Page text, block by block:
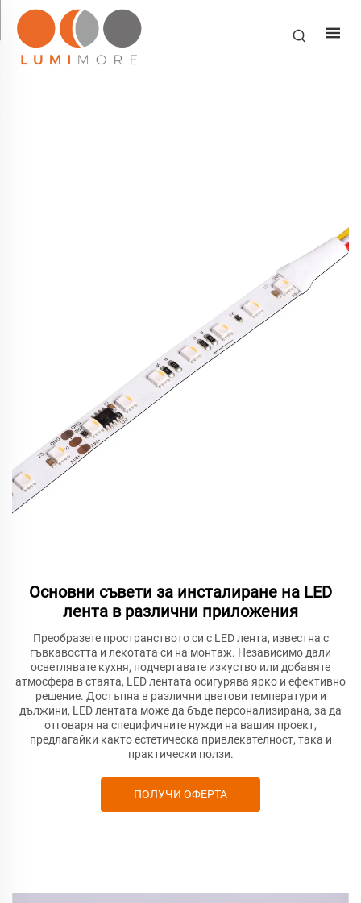
Основни съвети за инсталиране на LED
лента в различни приложения
Преобразете пространството си с LED лента, известна с
гъвкавостта и лекотата си на монтаж. Независимо дали
осветлявате кухня, подчертавате изкуство или добавяте
атмосфера в стаята, LED лентата осигурява ярко и ефективно
решение. Достъпна в различни цветови температури и
дължини, LED лентата може да бъде персонализирана, за да
отговаря на специфичните нужди на вашия проект,
предлагайки както естетическа привлекателност, така и
практически ползи.
ПОЛУЧИ ОФЕРТА